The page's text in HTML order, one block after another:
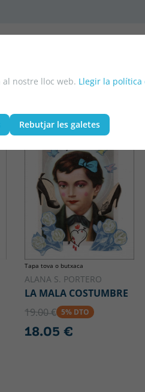
nostre lloc web. Llegir la política
Rebutjar les galetes
Tapa tova o butxaca
ALANA S. PORTERO
LA MALA COSTUMBRE
19.00 € 5% DTO
18.05 €